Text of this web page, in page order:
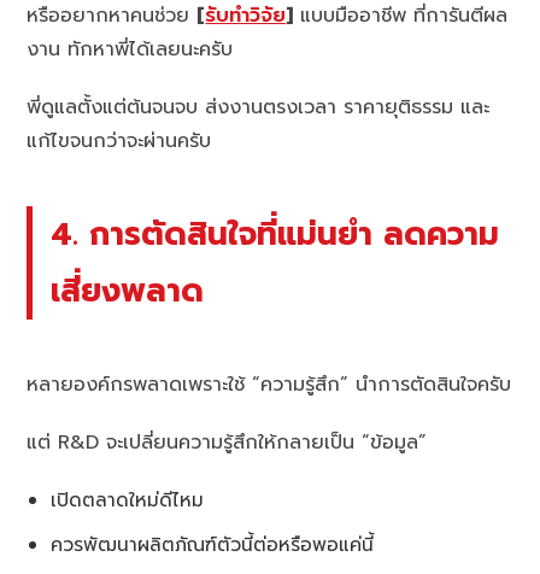
หรืออยากหาคนช่วย [รับทำวิจัย] แบบมืออาชีพ ที่การันตีผล
งาน ทักหาพี่ได้เลยนะครับ
พี่ดูแลตั้งแต่ต้นจนจบ ส่งงานตรงเวลา ราคายุติธรรม และ
แก้ไขจนกว่าจะผ่านครับ
4. การตัดสินใจที่แม่นยำ ลดความ
เสี่ยงพลาด
หลายองค์กรพลาดเพราะใช้ “ความรู้สึก” นำการตัดสินใจครับ
แต่ R&D จะเปลี่ยนความรู้สึกให้กลายเป็น “ข้อมูล”
เปิดตลาดใหม่ดีไหม
ควรพัฒนาผลิตภัณฑ์ตัวนี้ต่อหรือพอแค่นี้